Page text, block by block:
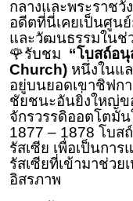
กลางและพระราชวั
อดีตที่นี่เคยเป็นศูนย์
และวัฒนธรรมในช่
🌹รับชม “โบสถ์อ
Church) หนึ่งในแ
อยู่บนยอดเขาชิฟก
ชัยชนะอันยิ่งใหญ่ข
จักรวรรดิออตโตมัน
1877 – 1878 โบส
รัสเซีย เพื่อเป็นกา
รัสเซียที่เข้ามาช่วย
อิสรภาพ